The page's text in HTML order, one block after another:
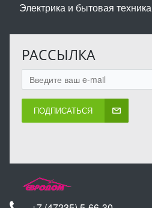
Электрика и бытовая техника
РАССЫЛКА
ПОДПИСАТЬСЯ